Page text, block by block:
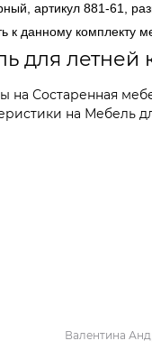
артикул 881-61,
к данному комплекту
для летней
Состаренная
на Мебель
Валентина